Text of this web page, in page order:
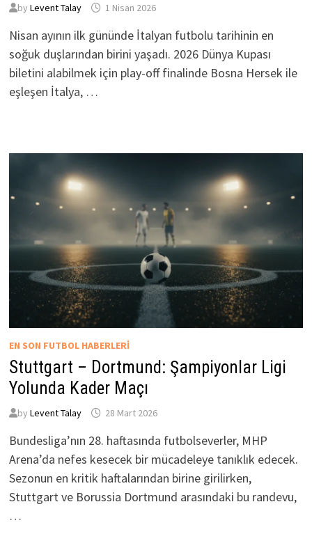
by Levent Talay 1 Nisan 2026
Nisan ayının ilk gününde İtalyan futbolu tarihinin en
soğuk duşlarından birini yaşadı. 2026 Dünya Kupası
biletini alabilmek için play-off finalinde Bosna Hersek ile
eşleşen İtalya, …
EN SON FUTBOL HABERLERI
Stuttgart – Dortmund: Şampiyonlar Ligi
Yolunda Kader Maçı
by Levent Talay 28 Mart 2026
Bundesliga’nın 28. haftasında futbolseverler, MHP
Arena’da nefes kesecek bir mücadeleye tanıklık edecek.
Sezonun en kritik haftalarından birine girilirken,
Stuttgart ve Borussia Dortmund arasındaki bu randevu,
…